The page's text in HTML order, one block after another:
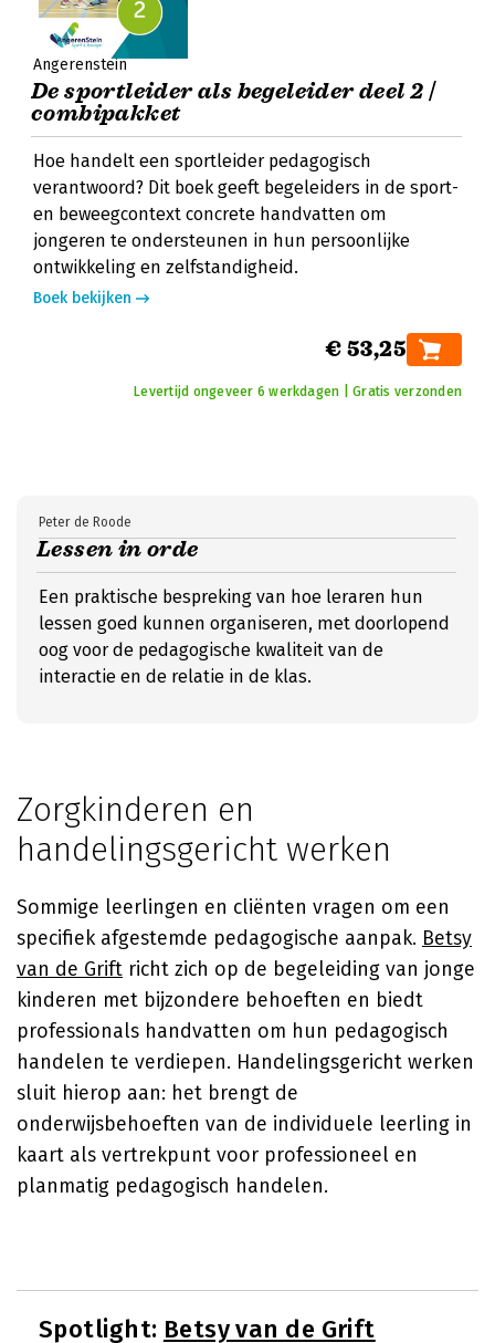
Angerenstein
De sportleider als begeleider deel 2 |
combipakket
Hoe handelt een sportleider pedagogisch
verantwoord? Dit boek geeft begeleiders in de sport-
en beweegcontext concrete handvatten om
jongeren te ondersteunen in hun persoonlijke
ontwikkeling en zelfstandigheid.
Boek bekijken
€ 53,25
Levertijd ongeveer 6 werkdagen | Gratis verzonden
Lessen in orde
Peter de Roode
Een praktische bespreking van hoe leraren hun
lessen goed kunnen organiseren, met doorlopend
oog voor de pedagogische kwaliteit van de
interactie en de relatie in de klas.
Zorgkinderen en
handelingsgericht werken
Sommige leerlingen en cliënten vragen om een
specifiek afgestemde pedagogische aanpak. Betsy
van de Grift richt zich op de begeleiding van jonge
kinderen met bijzondere behoeften en biedt
professionals handvatten om hun pedagogisch
handelen te verdiepen. Handelingsgericht werken
sluit hierop aan: het brengt de
onderwijsbehoeften van de individuele leerling in
kaart als vertrekpunt voor professioneel en
planmatig pedagogisch handelen.
Spotlight: Betsy van de Grift